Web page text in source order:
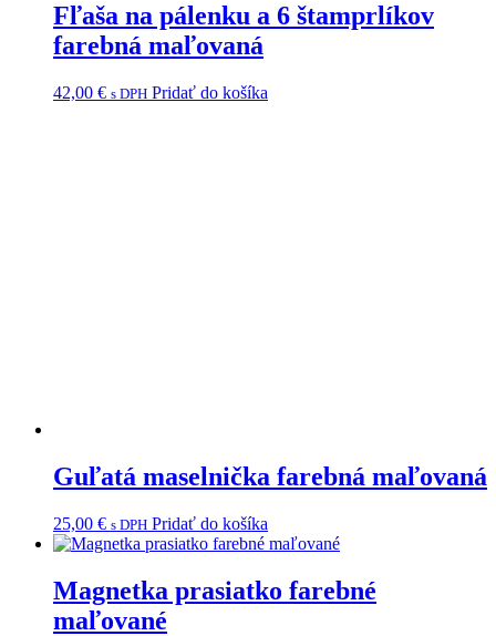
Fľaša na pálenku a 6 štamprlíkov
farebná maľovaná
42,00 € s DPH Pridať do košíka
Guľatá maselnička farebná maľovaná
25,00 € s DPH Pridať do košíka
Magnetka prasiatko farebné
maľované